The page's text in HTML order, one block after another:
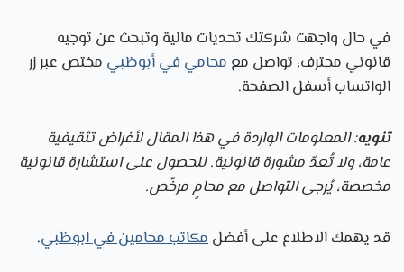
في حال واجهت شركتك تحديات مالية وتبحث عن توجيه
قانوني محترف، تواصل معمحامي في أبوظبي مختص عبر زر
الواتساب أسفل الصفحة.
تنويه: المعلومات الواردة في هذا المقال لأغراض تثقيفية
عامة، ولا تُعدّ مشورة قانونية. للحصول على استشارة قانونية
مخصصة، يُرجى التواصل مع محامٍ مرخّص.
قد يهمك الاطلاع على أفضلمكاتب محامين في ابوظبي.